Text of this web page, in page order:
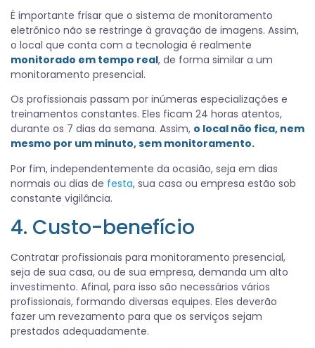
É importante frisar que o sistema de monitoramento
eletrônico não se restringe à gravação de imagens. Assim,
o local que conta com a tecnologia é realmente
monitorado em tempo real, de forma similar a um
monitoramento presencial.
Os profissionais passam por inúmeras especializações e
treinamentos constantes. Eles ficam 24 horas atentos,
durante os 7 dias da semana. Assim, o local não fica, nem
mesmo por um minuto, sem monitoramento.
Por fim, independentemente da ocasião, seja em dias
normais ou dias de festa, sua casa ou empresa estão sob
constante vigilância.
4. Custo-benefício
Contratar profissionais para monitoramento presencial,
seja de sua casa, ou de sua empresa, demanda um alto
investimento. Afinal, para isso são necessários vários
profissionais, formando diversas equipes. Eles deverão
fazer um revezamento para que os serviços sejam
prestados adequadamente.